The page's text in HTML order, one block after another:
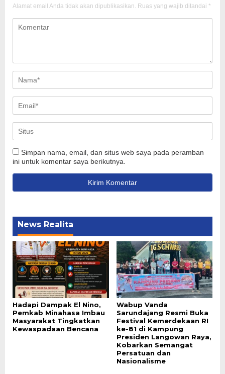
Alamat email Anda tidak akan dipublikasikan. Ruas yang wajib ditandai *
Simpan nama, email, dan situs web saya pada peramban
ini untuk komentar saya berikutnya.
News Realita
Hadapi Dampak El Nino,
Pemkab Minahasa Imbau
Masyarakat Tingkatkan
Kewaspadaan Bencana
Wabup Vanda
Sarundajang Resmi Buka
Festival Kemerdekaan RI
ke-81 di Kampung
Presiden Langowan Raya,
Kobarkan Semangat
Persatuan dan
Nasionalisme